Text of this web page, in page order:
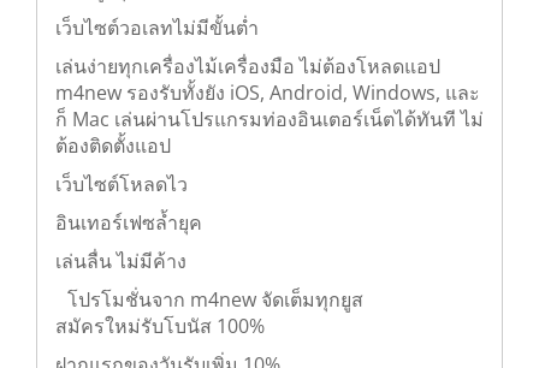
ถอนสูงสุดหลักล้าน
เว็บไซต์วอเลทไม่มีขั้นต่ำ
เล่นง่ายทุกเครื่องไม้เครื่องมือ ไม่ต้องโหลดแอป
m4new รองรับทั้งยัง iOS, Android, Windows, และ
ก็ Mac เล่นผ่านโปรแกรมท่องอินเตอร์เน็ตได้ทันที ไม่
ต้องติดตั้งแอป
เว็บไซต์โหลดไว
อินเทอร์เฟซล้ำยุค
เล่นลื่น ไม่มีค้าง
โปรโมชั่นจาก m4new จัดเต็มทุกยูส
สมัครใหม่รับโบนัส 100%